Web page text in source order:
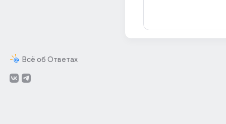
Всё об Ответах